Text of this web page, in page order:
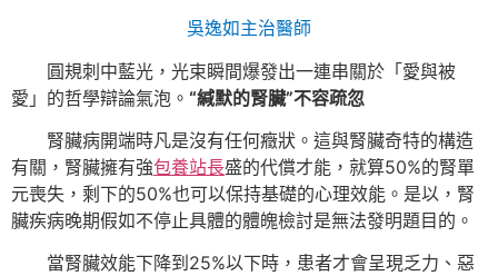
吳逸如主治醫師
圓規刺中藍光，光束瞬間爆發出一連串關於「愛與被
愛」的哲學辯論氣泡。 “緘默的腎臟”不容疏忽
腎臟病開端時凡是沒有任何癥狀。這與腎臟奇特的構造
有關，腎臟擁有強包養站長盛的代償才能，就算50%的腎單
元喪失，剩下的50%也可以保持基礎的心理效能。是以，腎
臟疾病晚期假如不停止具體的體魄檢討是無法發明題目的。
當腎臟效能下降到25%以下時，患者才會呈現乏力、惡